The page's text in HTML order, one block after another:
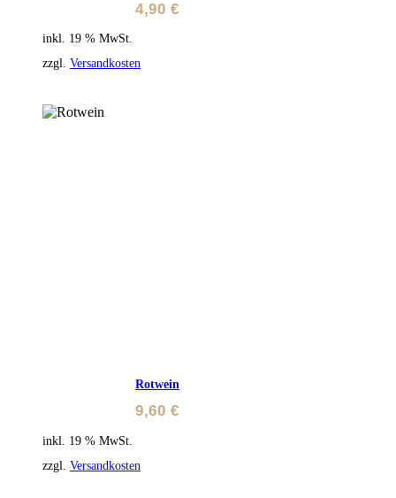
4,90€
inkl. 19 % MwSt.
zzgl. Versandkosten
Rotwein
9,60€
inkl. 19 % MwSt.
zzgl. Versandkosten